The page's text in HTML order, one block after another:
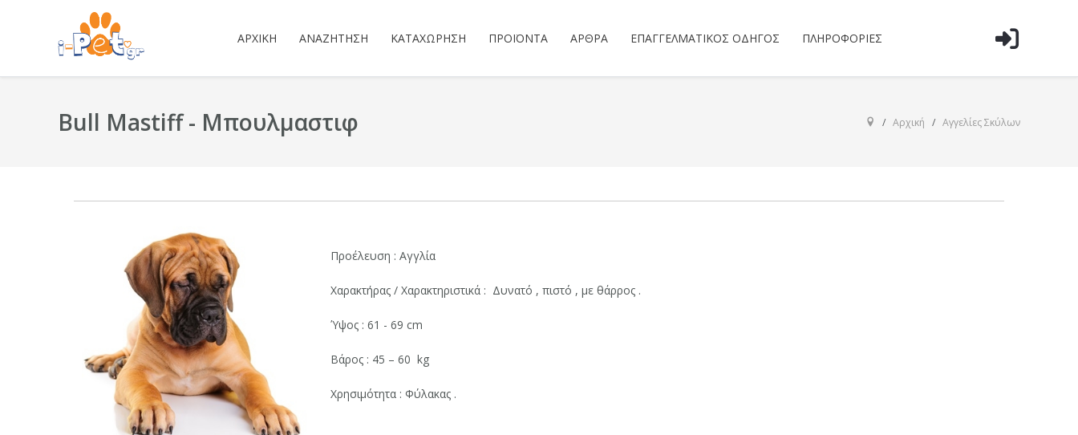
ΑΡΧΙΚΉ ΑΝΑΖΉΤΗΣΗ ΚΑΤΑΧΏΡΗΣΗ ΠΡΟΪΌΝΤΑ ΆΡΘΡΑ ΕΠΑΓΓΕΛΜΑΤΙΚΌΣ ΟΔΗΓΌΣ ΠΛΗΡΟΦΟΡΊΕΣ
Bull Mastiff - Μπουλμαστιφ Αρχική Αγγελίες Σκύλων
Προέλευση : Αγγλία
Χαρακτήρας / Χαρακτηριστικά : Δυνατό , πιστό , με θάρρος .
Ύψος : 61 - 69 cm
Βάρος : 45 – 60 kg
Χρησιμότητα : Φύλακας .